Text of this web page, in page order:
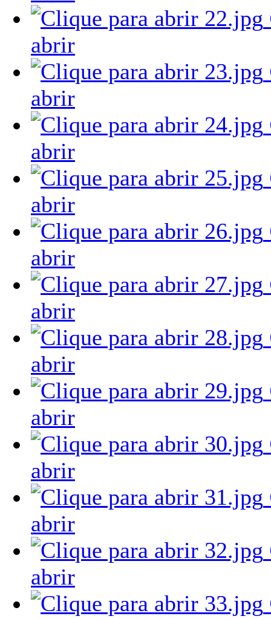
abrir
abrir
abrir
abrir
abrir
abrir
abrir
abrir
abrir
abrir
abrir